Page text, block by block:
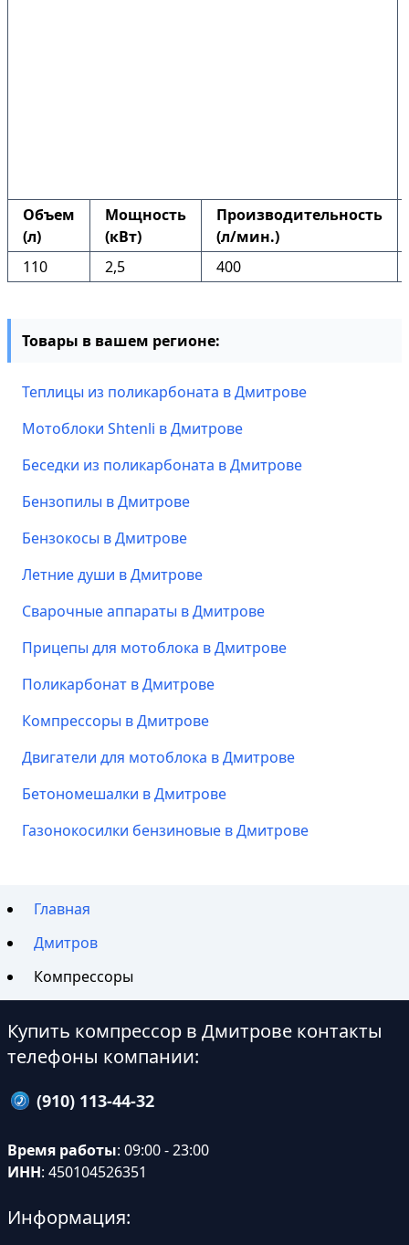
Объем
(л)
Мощность
(кВт)
Производительность
(л/мин.)
110
2,5 400
Товары в вашем регионе:
Теплицы из поликарбоната в Дмитрове
Мотоблоки Shtenli в Дмитрове
Беседки из поликарбоната в Дмитрове
Бензопилы в Дмитрове
Бензокосы в Дмитрове
Летние души в Дмитрове
Сварочные аппараты в Дмитрове
Прицепы для мотоблока в Дмитрове
Поликарбонат в Дмитрове
Компрессоры в Дмитрове
Двигатели для мотоблока в Дмитрове
Бетономешалки в Дмитрове
Газонокосилки бензиновые в Дмитрове
Главная
Дмитров
Компрессоры
Купить компрессор в Дмитрове контакты
телефоны компании:
(910) 113-44-32
Время работы: 09:00 - 23:00
ИНН: 450104526351
Информация: